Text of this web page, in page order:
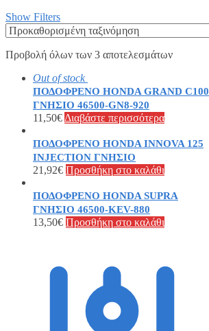
Show Filters
Προβολή όλων των 3 αποτελεσμάτων
Out of stock
ΠΟΔΟΦΡΕΝΟ HONDA GRAND C100
ΓΝΗΣΙΟ 46500-GN8-920
11,50€ Διαβάστε περισσότερα
ΠΟΔΟΦΡΕΝΟ HONDA INNOVA 125
INJECTION ΓΝΗΣΙΟ
21,92€ Προσθήκη στο καλάθι
ΠΟΔΟΦΡΕΝΟ HONDA SUPRA
ΓΝΗΣΙΟ 46500-KEV-880
13,50€ Προσθήκη στο καλάθι